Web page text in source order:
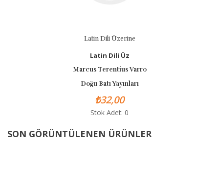
Latin Dili Üzerine
Latin Dili Üz
Marcus Terentius Varro
Doğu Batı Yayınları
₺32,00
Stok Adet: 0
SON GÖRÜNTÜLENEN ÜRÜNLER